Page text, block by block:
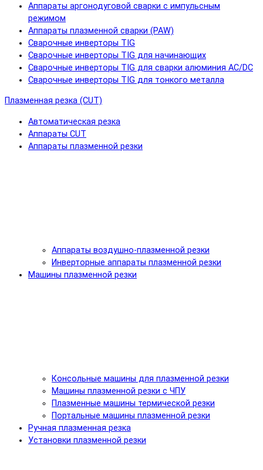
Аппараты аргонодуговой сварки с импульсным
режимом
Аппараты плазменной сварки (PAW)
Сварочные инверторы TIG
Сварочные инверторы TIG для начинающих
Сварочные инверторы TIG для сварки алюминия AC/DC
Сварочные инверторы TIG для тонкого металла
Плазменная резка (CUT)
Автоматическая резка
Аппараты CUT
Аппараты плазменной резки
Аппараты воздушно-плазменной резки
Инверторные аппараты плазменной резки
Машины плазменной резки
Консольные машины для плазменной резки
Машины плазменной резки с ЧПУ
Плазменные машины термической резки
Портальные машины плазменной резки
Ручная плазменная резка
Установки плазменной резки